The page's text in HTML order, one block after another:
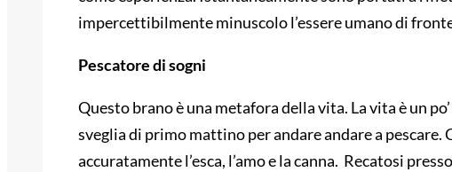
impercettibilmente minuscolo l’essere umano di
Pescatore di sogni
Questo brano è una metafora della vita. La vita è un
sveglia di primo mattino per andare andare a pescare.
accuratamente l’esca, l’amo e la canna. Recatosi